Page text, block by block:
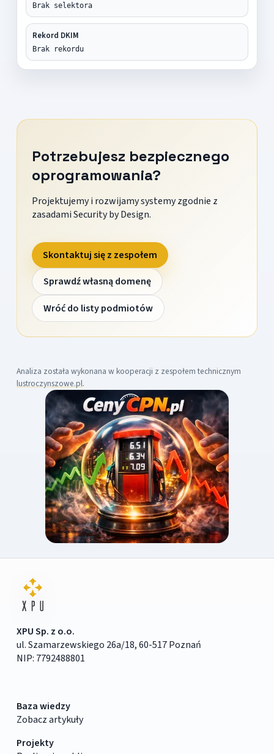
Brak selektora
Rekord DKIM
Brak rekordu
Potrzebujesz bezpiecznego
oprogramowania?
Projektujemy i rozwijamy systemy zgodnie z
zasadami Security by Design.
Skontaktuj się z zespołem
Sprawdź własną domenę
Wróć do listy podmiotów
Analiza została wykonana w kooperacji z zespołem technicznym
lustroczynszowe.pl.
XPU Sp. z o.o.
ul. Szamarzewskiego 26a/18, 60-517 Poznań
NIP: 7792488801
Baza wiedzy
Zobacz artykuły
Projekty